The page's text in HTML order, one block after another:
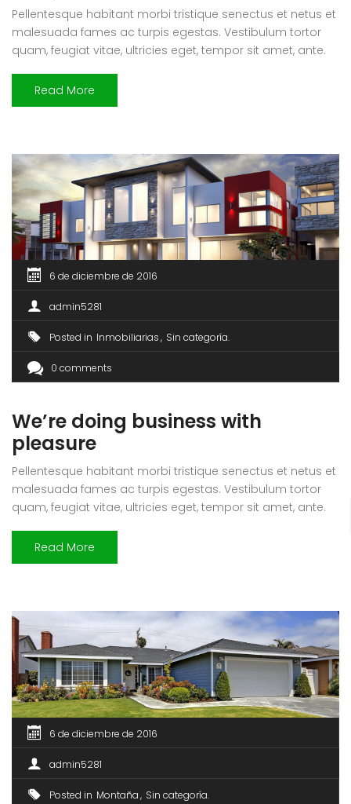
Pellentesque habitant morbi tristique senectus et netus et
malesuada fames ac turpis egestas. Vestibulum tortor
quam, feugiat vitae, ultricies eget, tempor sit amet, ante.
ultricies mi vitae est. Mauris placerat eleifend leo. Quisque
sit amet est et sapien ullamcorper pharetra. Vestibulum
Read More
6 de diciembre de 2016
admin5281
Posted in Inmobiliarias Sin categoría
0 comments
We’re doing business with
pleasure
Pellentesque habitant morbi tristique senectus et netus et
malesuada fames ac turpis egestas. Vestibulum tortor
quam, feugiat vitae, ultricies eget, tempor sit amet, ante.
ultricies mi vitae est. Mauris placerat eleifend leo. Quisque
sit amet est et sapien ullamcorper pharetra. Vestibulum
Read More
6 de diciembre de 2016
admin5281
Posted in Montaña Sin categoría